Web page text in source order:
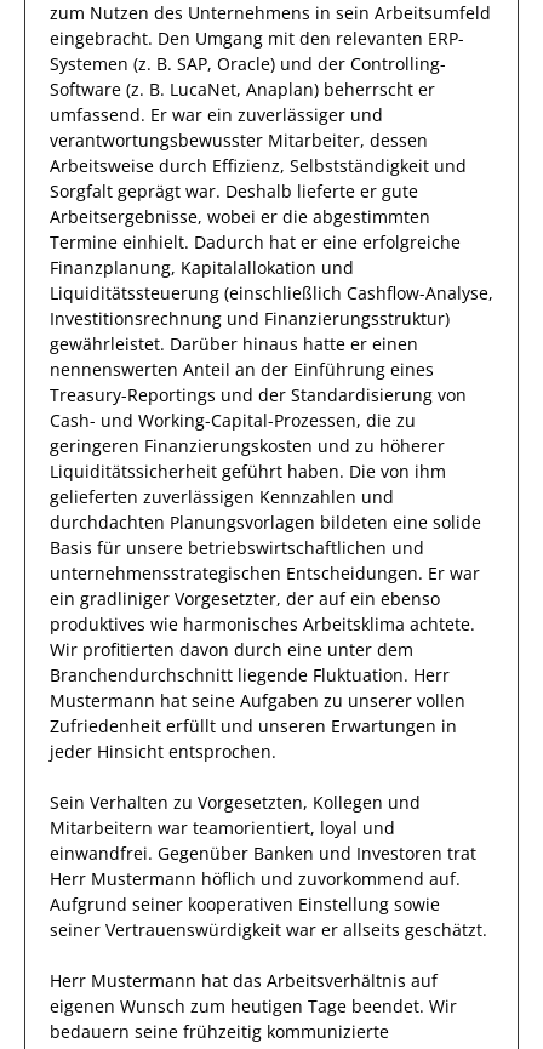
zum Nutzen des Unternehmens in sein Arbeitsumfeld
eingebracht. Den Umgang mit den relevanten ERP-
Systemen (z. B. SAP, Oracle) und der Controlling-
Software (z. B. LucaNet, Anaplan) beherrscht er
umfassend. Er war ein zuverlässiger und
verantwortungsbewusster Mitarbeiter, dessen
Arbeitsweise durch Effizienz, Selbstständigkeit und
Sorgfalt geprägt war. Deshalb lieferte er gute
Arbeitsergebnisse, wobei er die abgestimmten
Termine einhielt. Dadurch hat er eine erfolgreiche
Finanzplanung, Kapitalallokation und
Liquiditätssteuerung (einschließlich Cashflow-Analyse,
Investitionsrechnung und Finanzierungsstruktur)
gewährleistet. Darüber hinaus hatte er einen
nennenswerten Anteil an der Einführung eines
Treasury-Reportings und der Standardisierung von
Cash- und Working-Capital-Prozessen, die zu
geringeren Finanzierungskosten und zu höherer
Liquiditätssicherheit geführt haben. Die von ihm
gelieferten zuverlässigen Kennzahlen und
durchdachten Planungsvorlagen bildeten eine solide
Basis für unsere betriebswirtschaftlichen und
unternehmensstrategischen Entscheidungen. Er war
ein gradliniger Vorgesetzter, der auf ein ebenso
produktives wie harmonisches Arbeitsklima achtete.
Wir profitierten davon durch eine unter dem
Branchendurchschnitt liegende Fluktuation. Herr
Mustermann hat seine Aufgaben zu unserer vollen
Zufriedenheit erfüllt und unseren Erwartungen in
jeder Hinsicht entsprochen.
Sein Verhalten zu Vorgesetzten, Kollegen und
Mitarbeitern war teamorientiert, loyal und
einwandfrei. Gegenüber Banken und Investoren trat
Herr Mustermann höflich und zuvorkommend auf.
Aufgrund seiner kooperativen Einstellung sowie
seiner Vertrauenswürdigkeit war er allseits geschätzt.
Herr Mustermann hat das Arbeitsverhältnis auf
eigenen Wunsch zum heutigen Tage beendet. Wir
bedauern seine frühzeitig kommunizierte